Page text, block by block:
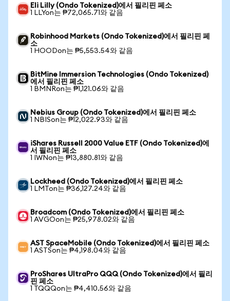
Eli Lilly (Ondo Tokenized)에서 필리핀 페소
1 LLYon는 ₱72,065.71와 같음
Robinhood Markets (Ondo Tokenized)에서 필리핀 페
소
1 HOODon는 ₱5,553.54와 같음
BitMine Immersion Technologies (Ondo Tokenized)
에서 필리핀 페소
1 BMNRon는 ₱1,121.06와 같음
Nebius Group (Ondo Tokenized)에서 필리핀 페소
1 NBISon는 ₱12,022.93와 같음
iShares Russell 2000 Value ETF (Ondo Tokenized)에
서 필리핀 페소
1 IWNon는 ₱13,880.81와 같음
Lockheed (Ondo Tokenized)에서 필리핀 페소
1 LMTon는 ₱36,127.24와 같음
Broadcom (Ondo Tokenized)에서 필리핀 페소
1 AVGOon는 ₱25,978.02와 같음
AST SpaceMobile (Ondo Tokenized)에서 필리핀 페소
1 ASTSon는 ₱4,198.04와 같음
ProShares UltraPro QQQ (Ondo Tokenized)에서 필리
핀 페소
1 TQQQon는 ₱4,410.56와 같음